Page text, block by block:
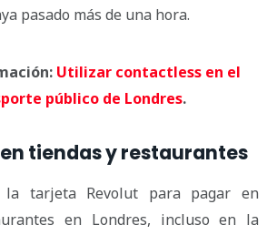
pasado más de una hora.
Utilizar contactless en el
público de Londres.
tiendas y restaurantes
la tarjeta Revolut para pagar en
en Londres, incluso en la